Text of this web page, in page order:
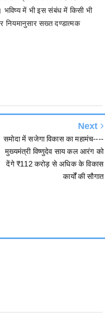
मुख्यमंत्री विष्णुदेव साय कल आरंग को
देंगे ₹112 करोड़ से अधिक के विकास
कार्यों की सौगात